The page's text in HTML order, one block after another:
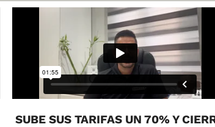
SUBE SUS TARIFAS UN 70% Y